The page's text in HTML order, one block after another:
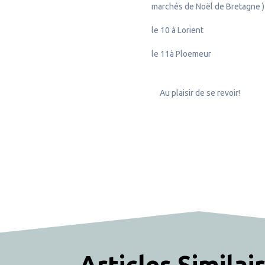
marchés de Noël de Bretagne )
le 10 à Lorient
le 11à Ploemeur
Au plaisir de se revoir!